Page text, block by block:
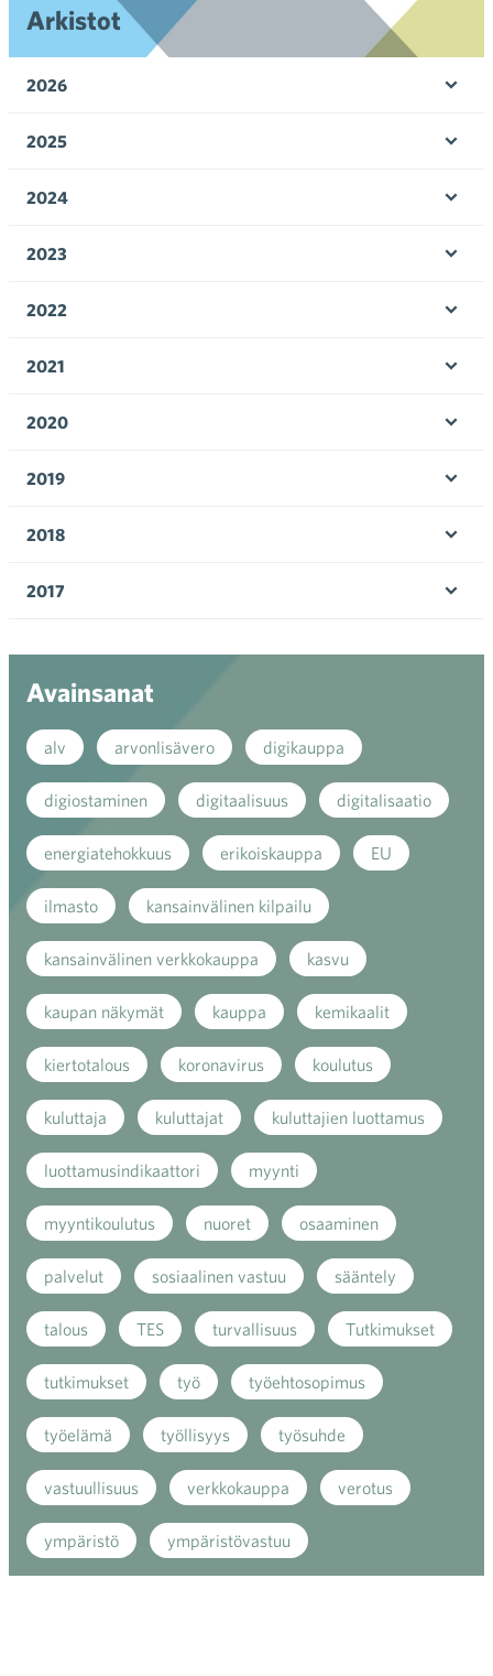
Arkistot
2026
2025
2024
2023
2022
2021
2020
2019
2018
2017
Avainsanat
alv arvonlisävero digikauppa
digiostaminen digitaalisuus digitalisaatio
energiatehokkuus erikoiskauppa EU
ilmasto kansainvälinen kilpailu
kansainvälinen verkkokauppa kasvu
kaupan näkymät kauppa kemikaalit
kiertotalous koronavirus koulutus
kuluttaja kuluttajat kuluttajien luottamus
luottamusindikaattori myynti
myyntikoulutus nuoret osaaminen
palvelut sosiaalinen vastuu sääntely
talous TES turvallisuus Tutkimukset
tutkimukset työ työehtosopimus
työelämä työllisyys työsuhde
vastuullisuus verkkokauppa verotus
ympäristö ympäristövastuu